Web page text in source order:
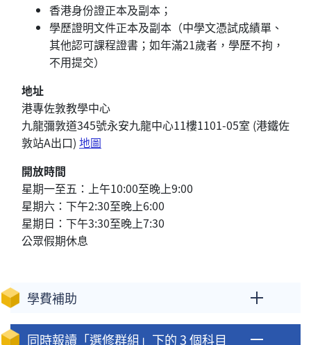
香港身份證正本及副本；
學歷證明文件正本及副本（中學文憑試成績單、
其他認可課程證書；如年滿21歲者，學歷不拘，
不用提交）
地址
港專佐敦教學中心
九龍彌敦道345號永安九龍中心11樓1101-05室 (港鐵佐
敦站A出口) 地圖
開放時間
星期一至五：上午10:00至晚上9:00
星期六：下午2:30至晚上6:00
星期日：下午3:30至晚上7:30
公眾假期休息
學費補助
同時報讀「選修群組」下的 3 個科目